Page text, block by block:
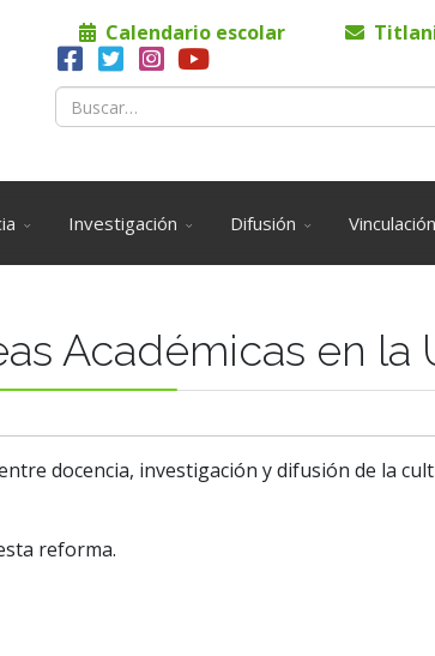
Calendario escolar
Investigación Difusión Vinculación
Académicas en la
docencia, investigación y difusión de la
reforma.